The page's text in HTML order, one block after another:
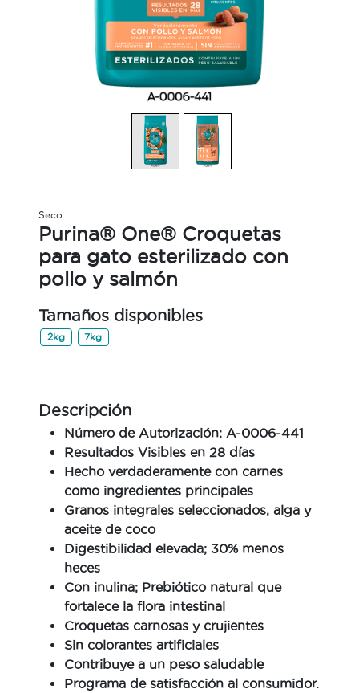
Seco
Purina® One® Croquetas
para gato esterilizado con
pollo y salmón
Tamaños disponibles
2kg 7kg
Descripción
Número de Autorización: A-0006-441
Resultados Visibles en 28 días
Hecho verdaderamente con carnes
como ingredientes principales
Granos integrales seleccionados, alga y
aceite de coco
Digestibilidad elevada; 30% menos
heces
Con inulina; Prebiótico natural que
fortalece la flora intestinal
Croquetas carnosas y crujientes
Sin colorantes artificiales
Contribuye a un peso saludable
Programa de satisfacción al consumidor.